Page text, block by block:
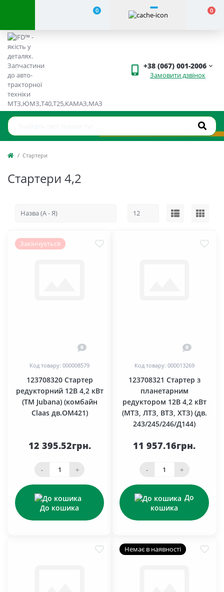
0 0
+38 (067) 001-2006
Замовити дзвінок
Стартери
Стартери 4,2
Закінчується
0
Код товару: 000008579
123708320 Стартер
редукторний 12В 4,2 кВт
(TM Jubana) (комбайн
Claas дв.ОМ421)
12 395.52грн.
- +
До кошика
0
Код товару: 000013269
123708321 Стартер з
планетарним
редуктором 12В 4,2 кВт
(МТЗ, ЛТЗ, ВТЗ, ХТЗ) (дв.
243/245/246/Д144)
11 957.16грн.
- +
До
кошика
Немає в наявності